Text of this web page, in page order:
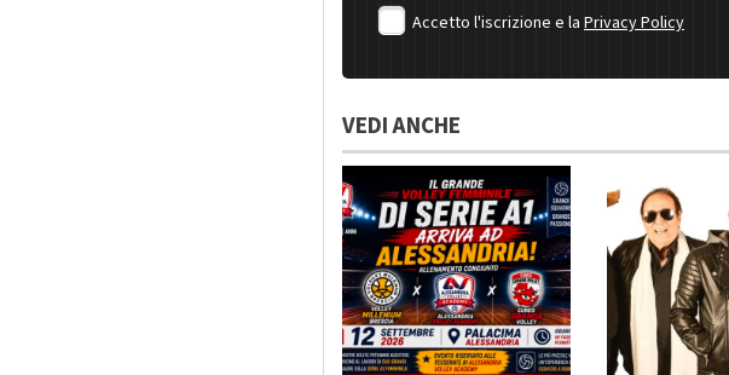
Accetto l'iscrizione e la Privacy Policy
VEDI ANCHE